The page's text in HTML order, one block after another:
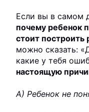
Если вы в самом
почему ребенок
стоит построить
можно сказать:
какие у тебя
настоящую
А) Ребенок не